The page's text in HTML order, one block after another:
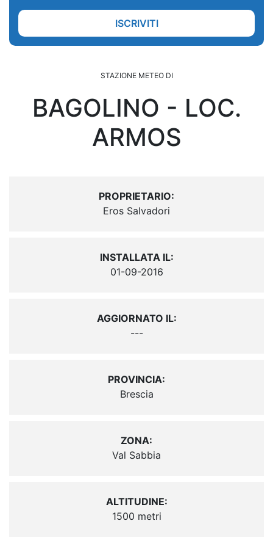
ISCRIVITI
STAZIONE METEO DI
BAGOLINO - LOC.
ARMOS
PROPRIETARIO:
Eros Salvadori
INSTALLATA IL:
01-09-2016
AGGIORNATO IL:
---
PROVINCIA:
Brescia
ZONA:
Val Sabbia
ALTITUDINE:
1500 metri